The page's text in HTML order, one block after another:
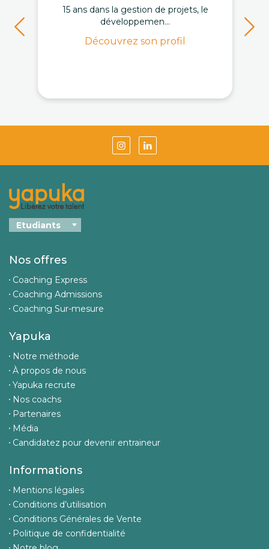
15 ans dans la gestion de projets, le
développemen...
Découvrez son profil
Nos offres
Coaching Express
Coaching Admissions
Coaching Sur-mesure
Yapuka
Notre méthode
À propos de nous
Yapuka recrute
Nos coachs
Partenaires
Média
Candidatez pour devenir entraineur
Informations
Mentions légales
Conditions d’utilisation
Conditions Générales de Vente
Politique de confidentialité